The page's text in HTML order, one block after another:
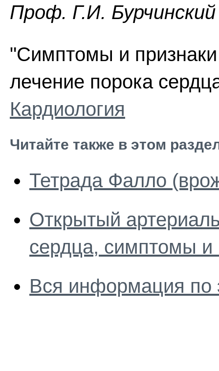
Проф. Г.И. Бурчинский
"Симптомы и
лечение порока
Кардиология
Читайте также в этом
Тетрада Фалло
Открытый
сердца, симптомы и
Вся информация по